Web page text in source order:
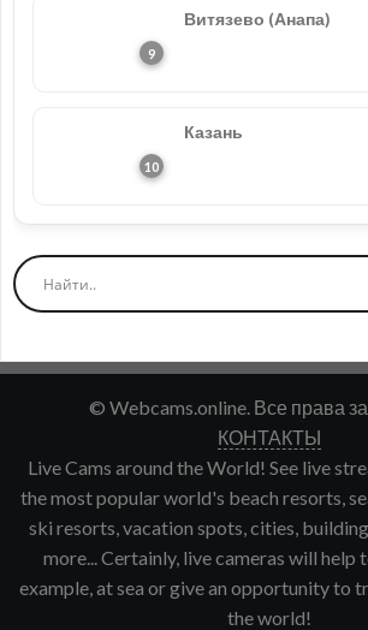
Витязево (Анапа)
Казань
© Webcams.online. Все права
КОНТАКТЫ
Live Cams around the World! See live
the most popular world's beach resorts,
ski resorts, vacation spots, cities,
more... Certainly, live cameras will help
example, at sea or give an opportunity to
the world!